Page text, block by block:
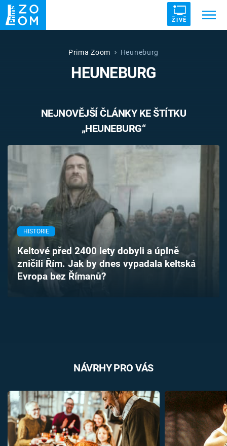
ŽIVĚ
UFO DRUHÁ SVĚTOVÁ VÁLKA
VETŘELCI DÁVNOVĚKU
Témata
TV Program
Časopis
Sledujte prima+
Prima Zoom Heuneburg
HEUNEBURG
NEJNOVĚJŠÍ ČLÁNKY KE ŠTÍTKU
„HEUNEBURG“
HISTORIE
Keltové před 2400 lety dobyli a úplně
zničili Řím. Jak by dnes vypadala keltská
Evropa bez Římanů?
NÁVRHY PRO VÁS